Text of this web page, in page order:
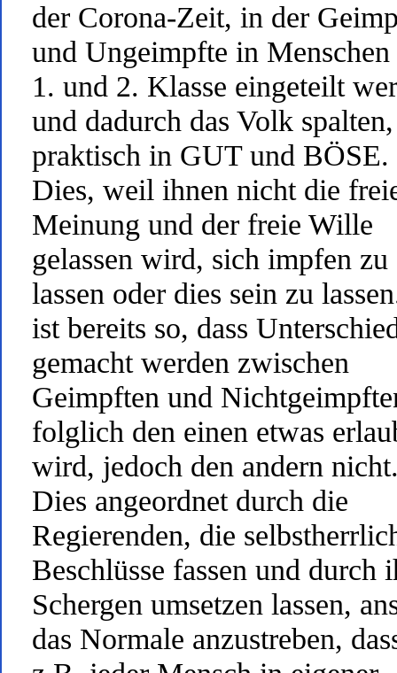
der Corona-Zeit, in der
und Ungeimpfte in Menschen
1. und 2. Klasse eingeteilt
und dadurch das Volk spalten,
praktisch in GUT und BÖSE.
Dies, weil ihnen nicht die
Meinung und der freie Wille
gelassen wird, sich impfen zu
lassen oder dies sein zu
ist bereits so, dass
gemacht werden zwischen
Geimpften und
folglich den einen etwas
wird, jedoch den andern
Dies angeordnet durch die
Regierenden, die
Beschlüsse fassen und durch
Schergen umsetzen lassen,
das Normale anzustreben,